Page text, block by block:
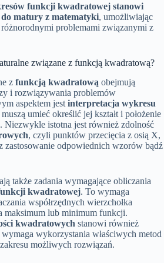
funkcji kwadratowej stanowi
matury z matematyki, umożliwiając
różnorodnymi problemami związanymi z
związane z funkcją kwadratową?
z funkcją kwadratową obejmują
i rozwiązywania problemów
aspektem jest interpretacja wykresu
umieć określić jej kształt i położenie
Niezwykle istotna jest również zdolność
, czyli punktów przecięcia z osią X,
zastosowanie odpowiednich wzorów bądź
także zadania wymagające obliczania
kwadratowej. To wymaga
współrzędnych wierzchołka
maksimum lub minimum funkcji.
kwadratowych stanowi również
wykorzystania właściwych metod
możliwych rozwiązań.